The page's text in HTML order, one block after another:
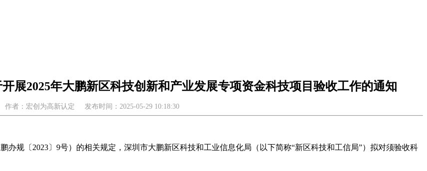
展2025年大鹏新区科技创新和产业发展专项资金科技项目验收工作的通知
作者：宏创为高新认定 发布时间：2025-05-29 10:18:30
规〔2023〕9号）的相关规定，深圳市大鹏新区科技和工业信息化局（以下简称“新区科技和工信局”）拟对须验收科